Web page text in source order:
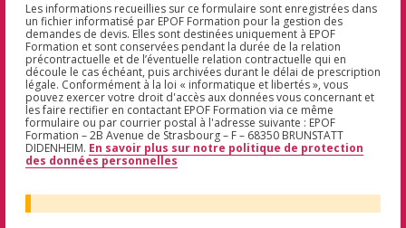
Les informations recueillies sur ce formulaire sont enregistrées dans
un fichier informatisé par EPOF Formation pour la gestion des
demandes de devis. Elles sont destinées uniquement à EPOF
Formation et sont conservées pendant la durée de la relation
précontractuelle et de l’éventuelle relation contractuelle qui en
découle le cas échéant, puis archivées durant le délai de prescription
légale. Conformément à la loi « informatique et libertés », vous
pouvez exercer votre droit d'accès aux données vous concernant et
les faire rectifier en contactant EPOF Formation via ce même
formulaire ou par courrier postal à l'adresse suivante : EPOF
Formation – 2B Avenue de Strasbourg – F – 68350 BRUNSTATT
DIDENHEIM. En savoir plus sur notre politique de protection
des données personnelles